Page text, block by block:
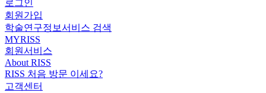
로그인
회원가입
학술연구정보서비스 검색
MYRISS
회원서비스
About RISS
RISS 처음 방문 이세요?
고객센터